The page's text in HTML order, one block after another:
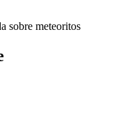
sobre meteoritos